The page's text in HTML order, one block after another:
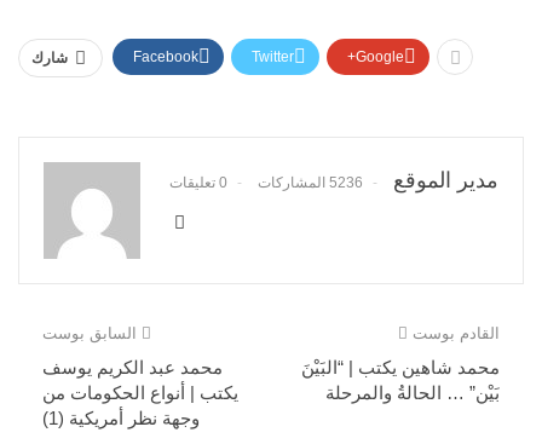
شارك Facebook Twitter Google+
مدير الموقع 5236 المشاركات 0 تعليقات
السابق بوست
محمد عبد الكريم يوسف
يكتب | أنواع الحكومات من
وجهة نظر أمريكية (1)
القادم بوست
محمد شاهين يكتب | “البَيْنَ
بَيْن” … الحالةُ والمرحلة